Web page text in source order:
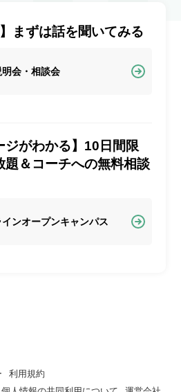
まずは話を聞いてみる
明会・相談会
ジがわかる】10日間限
題＆コーチへの無料相談
ンオープンキャンパス
利用規約